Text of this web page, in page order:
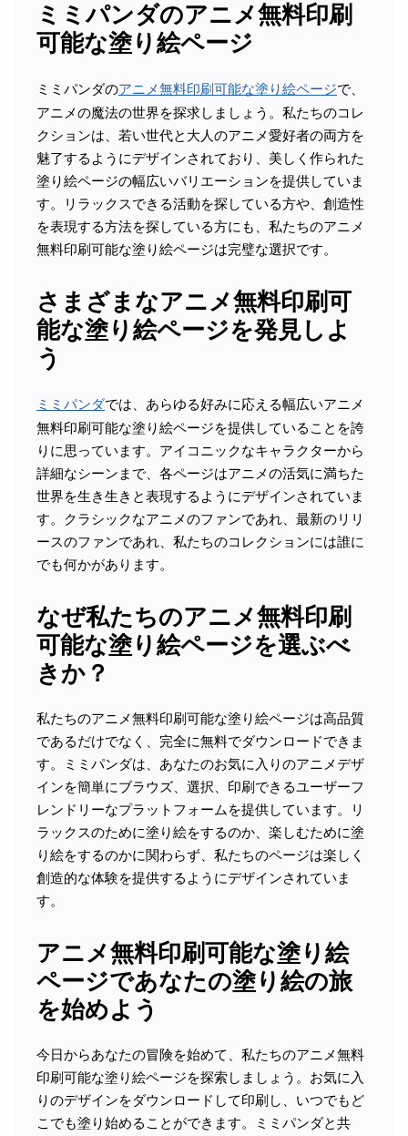
ミミパンダのアニメ無料印刷
可能な塗り絵ページ
ミミパンダのアニメ無料印刷可能な塗り絵ページで、
アニメの魔法の世界を探求しましょう。私たちのコレ
クションは、若い世代と大人のアニメ愛好者の両方を
魅了するようにデザインされており、美しく作られた
塗り絵ページの幅広いバリエーションを提供していま
す。リラックスできる活動を探している方や、創造性
を表現する方法を探している方にも、私たちのアニメ
無料印刷可能な塗り絵ページは完璧な選択です。
さまざまなアニメ無料印刷可
能な塗り絵ページを発見しよ
う
ミミパンダでは、あらゆる好みに応える幅広いアニメ
無料印刷可能な塗り絵ページを提供していることを誇
りに思っています。アイコニックなキャラクターから
詳細なシーンまで、各ページはアニメの活気に満ちた
世界を生き生きと表現するようにデザインされていま
す。クラシックなアニメのファンであれ、最新のリリ
ースのファンであれ、私たちのコレクションには誰に
でも何かがあります。
なぜ私たちのアニメ無料印刷
可能な塗り絵ページを選ぶべ
きか？
私たちのアニメ無料印刷可能な塗り絵ページは高品質
であるだけでなく、完全に無料でダウンロードできま
す。ミミパンダは、あなたのお気に入りのアニメデザ
インを簡単にブラウズ、選択、印刷できるユーザーフ
レンドリーなプラットフォームを提供しています。リ
ラックスのために塗り絵をするのか、楽しむために塗
り絵をするのかに関わらず、私たちのページは楽しく
創造的な体験を提供するようにデザインされていま
す。
アニメ無料印刷可能な塗り絵
ページであなたの塗り絵の旅
を始めよう
今日からあなたの冒険を始めて、私たちのアニメ無料
印刷可能な塗り絵ページを探索しましょう。お気に入
りのデザインをダウンロードして印刷し、いつでもど
こでも塗り始めることができます。ミミパンダと共